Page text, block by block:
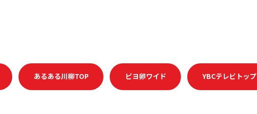
あるある川柳TOP ピヨ卵ワイド YBCテレビトップ